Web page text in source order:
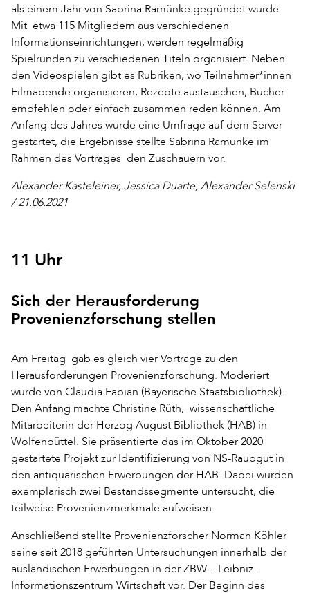
als einem Jahr von Sabrina Ramünke gegründet wurde.
Mit etwa 115 Mitgliedern aus verschiedenen
Informationseinrichtungen, werden regelmäßig
Spielrunden zu verschiedenen Titeln organisiert. Neben
den Videospielen gibt es Rubriken, wo Teilnehmer*innen
Filmabende organisieren, Rezepte austauschen, Bücher
empfehlen oder einfach zusammen reden können. Am
Anfang des Jahres wurde eine Umfrage auf dem Server
gestartet, die Ergebnisse stellte Sabrina Ramünke im
Rahmen des Vortrages den Zuschauern vor.
Alexander Kasteleiner, Jessica Duarte, Alexander Selenski
/ 21.06.2021
11 Uhr
Sich der Herausforderung
Provenienzforschung stellen
Am Freitag gab es gleich vier Vorträge zu den
Herausforderungen Provenienzforschung. Moderiert
wurde von Claudia Fabian (Bayerische Staatsbibliothek).
Den Anfang machte Christine Rüth, wissenschaftliche
Mitarbeiterin der Herzog August Bibliothek (HAB) in
Wolfenbüttel. Sie präsentierte das im Oktober 2020
gestartete Projekt zur Identifizierung von NS-Raubgut in
den antiquarischen Erwerbungen der HAB. Dabei wurden
exemplarisch zwei Bestandssegmente untersucht, die
teilweise Provenienzmerkmale aufweisen.
Anschließend stellte Provenienzforscher Norman Köhler
seine seit 2018 geführten Untersuchungen innerhalb der
ausländischen Erwerbungen in der ZBW – Leibniz-
Informationszentrum Wirtschaft vor. Der Beginn des